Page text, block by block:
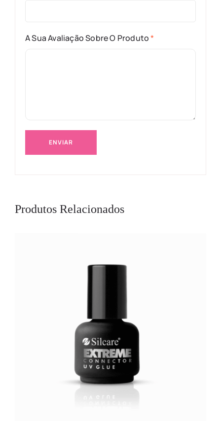
A Sua Avaliação Sobre O Produto*
Produtos Relacionados